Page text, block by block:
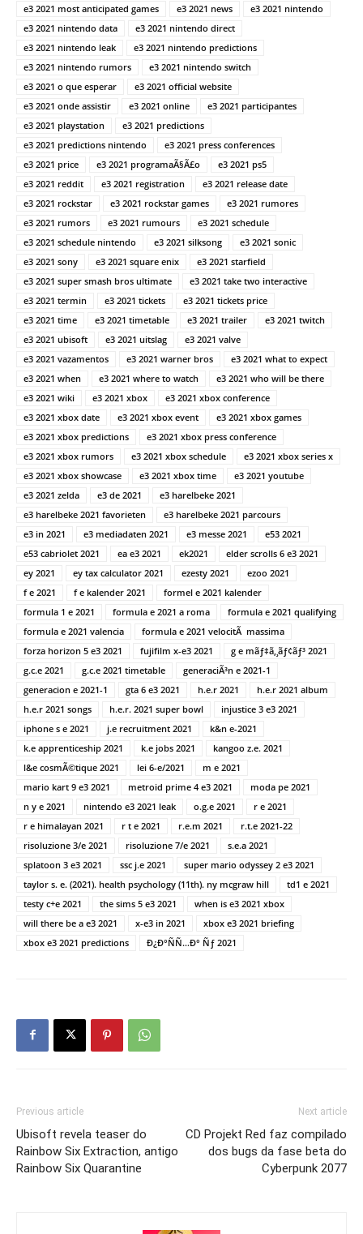
e3 2021 most anticipated games
e3 2021 news
e3 2021 nintendo
e3 2021 nintendo data
e3 2021 nintendo direct
e3 2021 nintendo leak
e3 2021 nintendo predictions
e3 2021 nintendo rumors
e3 2021 nintendo switch
e3 2021 o que esperar
e3 2021 official website
e3 2021 onde assistir
e3 2021 online
e3 2021 participantes
e3 2021 playstation
e3 2021 predictions
e3 2021 predictions nintendo
e3 2021 press conferences
e3 2021 price
e3 2021 programaÃ§Ã£o
e3 2021 ps5
e3 2021 reddit
e3 2021 registration
e3 2021 release date
e3 2021 rockstar
e3 2021 rockstar games
e3 2021 rumores
e3 2021 rumors
e3 2021 rumours
e3 2021 schedule
e3 2021 schedule nintendo
e3 2021 silksong
e3 2021 sonic
e3 2021 sony
e3 2021 square enix
e3 2021 starfield
e3 2021 super smash bros ultimate
e3 2021 take two interactive
e3 2021 termin
e3 2021 tickets
e3 2021 tickets price
e3 2021 time
e3 2021 timetable e3 2021 trailer
e3 2021 twitch
e3 2021 ubisoft
e3 2021 uitslag
e3 2021 valve
e3 2021 vazamentos
e3 2021 warner bros
e3 2021 what to expect
e3 2021 when
e3 2021 where to watch
e3 2021 who will be there
e3 2021 wiki
e3 2021 xbox
e3 2021 xbox conference
e3 2021 xbox date
e3 2021 xbox event
e3 2021 xbox games
e3 2021 xbox predictions
e3 2021 xbox press conference
e3 2021 xbox rumors
e3 2021 xbox schedule
e3 2021 xbox series x
e3 2021 xbox showcase
e3 2021 xbox time
e3 2021 youtube
e3 2021 zelda
e3 de 2021
e3 harelbeke 2021
e3 harelbeke 2021 favorieten
e3 harelbeke 2021 parcours
e3 in 2021
e3 mediadaten 2021 e3 messe 2021
e53 2021
e53 cabriolet 2021
ea e3 2021 ek2021
elder scrolls 6 e3 2021
ey 2021
ey tax calculator 2021 ezesty 2021
ezoo 2021
f e 2021
f e kalender 2021
formel e 2021 kalender
formula 1 e 2021
formula e 2021 a roma
formula e 2021 qualifying
formula e 2021 valencia
formula e 2021 velocitÃ massima
forza horizon 5 e3 2021
fujifilm x-e3 2021
g e mãƒ‡ã‚¸ãƒ¢ãƒ³ 2021
g.c.e 2021
g.c.e 2021 timetable
generaciÃ³n e 2021-1
generacion e 2021-1
gta 6 e3 2021 h.e.r 2021
h.e.r 2021 album
h.e.r 2021 songs
h.e.r. 2021 super bowl
injustice 3 e3 2021
iphone s e 2021
j.e recruitment 2021
k&n e-2021
k.e apprenticeship 2021
k.e jobs 2021
kangoo z.e. 2021
l&e cosmÃ©tique 2021
lei 6-e/2021
m e 2021
mario kart 9 e3 2021
metroid prime 4 e3 2021
moda pe 2021
n y e 2021
nintendo e3 2021 leak o.g.e 2021
r e 2021
r e himalayan 2021
r t e 2021 r.e.m 2021
r.t.e 2021-22
risoluzione 3/e 2021
risoluzione 7/e 2021
s.e.a 2021
splatoon 3 e3 2021
ssc j.e 2021
super mario odyssey 2 e3 2021
taylor s. e. (2021). health psychology (11th). ny mcgraw hill
td1 e 2021
testy c+e 2021
the sims 5 e3 2021
when is e3 2021 xbox
will there be a e3 2021
x-e3 in 2021
xbox e3 2021 briefing
xbox e3 2021 predictions
Ð¿Ð°ÑÑ…Ð° Ñƒ 2021
Previous article
Ubisoft revela teaser do
Rainbow Six Extraction, antigo
Rainbow Six Quarantine
Next article
CD Projekt Red faz compilado
dos bugs da fase beta do
Cyberpunk 2077